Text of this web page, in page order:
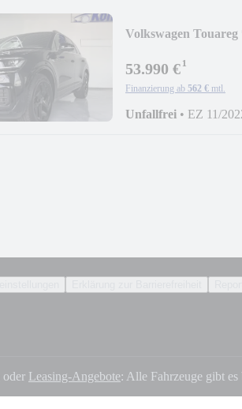
Volkswagen
53.990 €¹
Finanzierung ab 562 € mtl.
Unfallfrei • EZ 11/
oder Leasing-Angebote: Alle Fahrzeuge gibt